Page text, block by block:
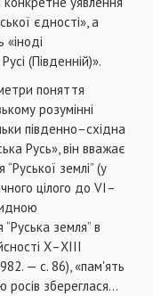
єдності», а
(Південній)».
поняття
розумінні
південно–східна
Русь», він вважає
землі” (у
цілого до VI–
“Руська земля” в
Х–ХІІІ
— с. 86), «пам'ять
росів збереглася...